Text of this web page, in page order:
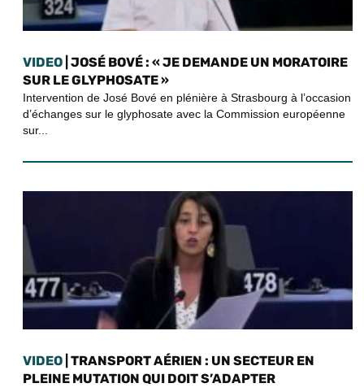
VIDEO | JOSÉ BOVÉ : « JE DEMANDE UN MORATOIRE
SUR LE GLYPHOSATE »
Intervention de José Bové en plénière à Strasbourg à l’occasion
d’échanges sur le glyphosate avec la Commission européenne
sur...
VIDEO | TRANSPORT AÉRIEN : UN SECTEUR EN
PLEINE MUTATION QUI DOIT S’ADAPTER